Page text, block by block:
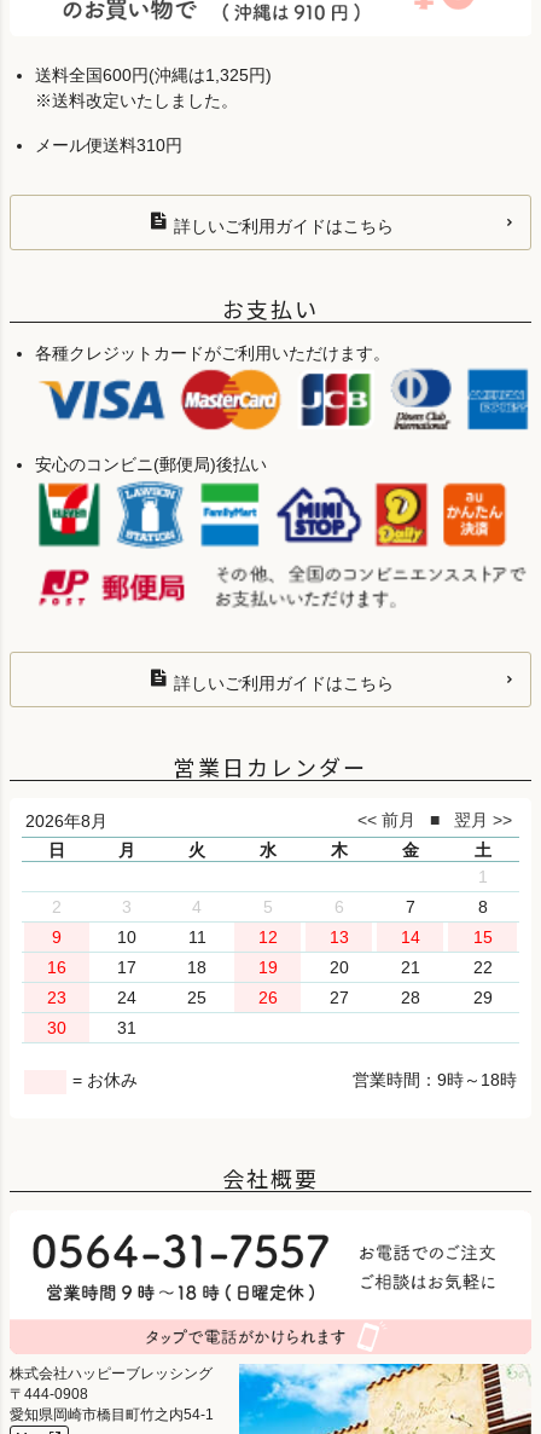
送料全国600円(沖縄は1,325円)
※送料改定いたしました。
メール便送料310円
詳しいご利用ガイドはこちら
お支払い
各種クレジットカードがご利用いただけます。
安心のコンビニ(郵便局)後払い
詳しいご利用ガイドはこちら
営業日カレンダー
2026年8月
日
月 火 水 木 金
土
1
2
3 4 5 6 7
8
9
10 11 12 13 14
15
16
17 18 19 20 21
22
23
24 25 26 27 28
29
30
31
営業時間：9時～18時
= お休み
会社概要
株式会社ハッピーブレッシング
444-0908
愛知県岡崎市橋目町竹之内54-1